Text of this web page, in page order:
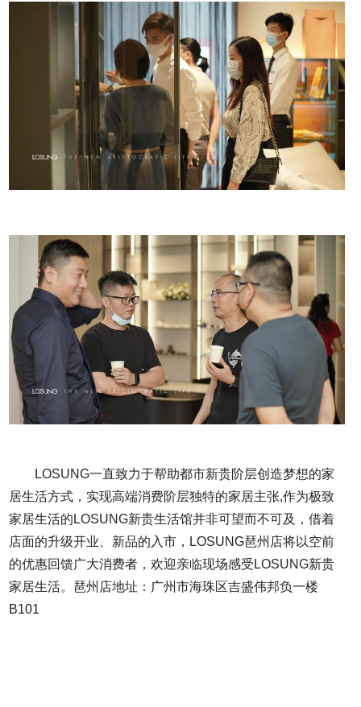
LOSUNG一直致力于帮助都市新贵阶层创造梦想的家
居生活方式，实现高端消费阶层独特的家居主张,作为极致
家居生活的LOSUNG新贵生活馆并非可望而不可及，借着
店面的升级开业、新品的入市，LOSUNG琶州店将以空前
的优惠回馈广大消费者，欢迎亲临现场感受LOSUNG新贵
家居生活。 琶州店地址：广州市海珠区吉盛伟邦负一楼
B101